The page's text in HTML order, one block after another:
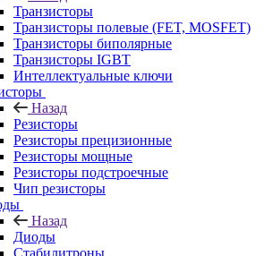
Транзисторы
Транзисторы полевые (FET, MOSFET)
Транзисторы биполярные
Транзисторы IGBT
Интеллектуальные ключи
Назад
Резисторы
Резисторы прецизионные
Резисторы мощные
Резисторы подстроечные
Чип резисторы
Назад
Диоды
Стабилитроны